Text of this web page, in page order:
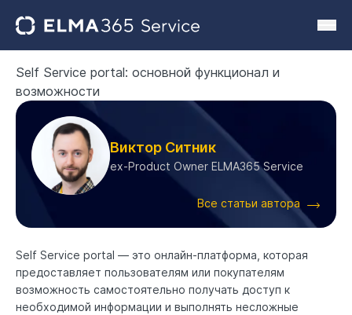
Self Service portal: основной функционал и
возможности
Виктор Ситник
ex-Product Owner ELMA365 Service
Все статьи автора
Self Service portal — это онлайн-платформа, которая
предоставляет пользователям или покупателям
возможность самостоятельно получать доступ к
необходимой информации и выполнять несложные